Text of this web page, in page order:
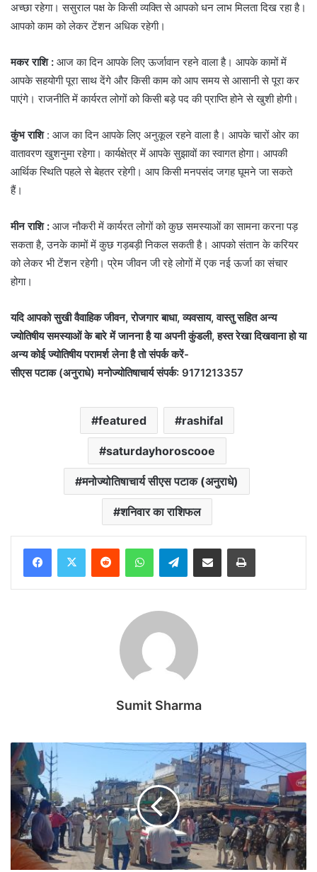
अच्छा रहेगा। ससुराल पक्ष के किसी व्यक्ति से आपको धन लाभ मिलता दिख रहा है।
आपको काम को लेकर टेंशन अधिक रहेगी।
मकर राशि : आज का दिन आपके लिए ऊर्जावान रहने वाला है। आपके कामों में
आपके सहयोगी पूरा साथ देंगे और किसी काम को आप समय से आसानी से पूरा कर
पाएंगे। राजनीति में कार्यरत लोगों को किसी बड़े पद की प्राप्ति होने से खुशी होगी।
कुंभ राशि: आज का दिन आपके लिए अनुकूल रहने वाला है। आपके चारों ओर का
वातावरण खुशनुमा रहेगा। कार्यक्षेत्र में आपके सुझावों का स्वागत होगा। आपकी
आर्थिक स्थिति पहले से बेहतर रहेगी। आप किसी मनपसंद जगह घूमने जा सकते
हैं।
मीन राशि : आज नौकरी में कार्यरत लोगों को कुछ समस्याओं का सामना करना पड़
सकता है, उनके कामों में कुछ गड़बड़ी निकल सकती है। आपको संतान के करियर
को लेकर भी टेंशन रहेगी। प्रेम जीवन जी रहे लोगों में एक नई ऊर्जा का संचार
होगा।
यदि आपको सुखी वैवाहिक जीवन, रोजगार बाधा, व्यवसाय, वास्तु सहित अन्य
ज्योतिषीय समस्याओं के बारे में जानना है या अपनी कुंडली, हस्त रेखा दिखवाना हो या
अन्य कोई ज्योतिषीय परामर्श लेना है तो संपर्क करें-
सीएस पटाक (अनुराधे) मनोज्योतिषाचार्य संपर्क: 9171213357
featured rashifal
saturdayhoroscooe
मनोज्योतिषाचार्य सीएस पटाक (अनुराधे)
शनिवार का राशिफल
Telegram
Sumit Sharma